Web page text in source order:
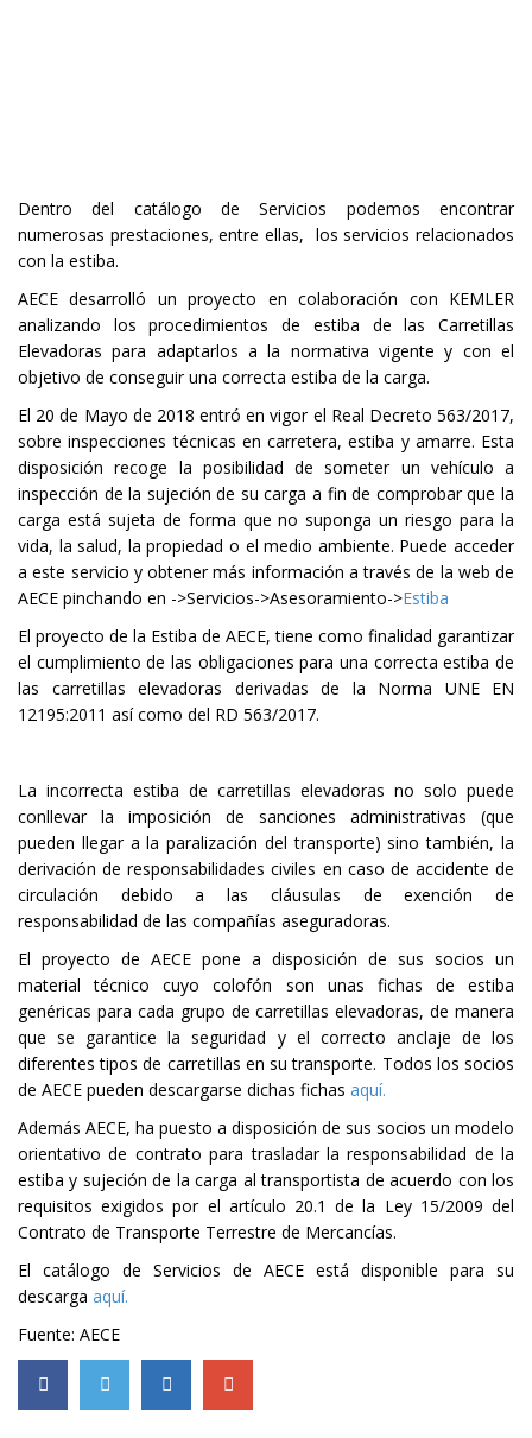
Dentro del catálogo de Servicios podemos encontrar
numerosas prestaciones, entre ellas, los servicios relacionados
con la estiba.
AECE desarrolló un proyecto en colaboración con KEMLER
analizando los procedimientos de estiba de las Carretillas
Elevadoras para adaptarlos a la normativa vigente y con el
objetivo de conseguir una correcta estiba de la carga.
El 20 de Mayo de 2018 entró en vigor el Real Decreto 563/2017,
sobre inspecciones técnicas en carretera, estiba y amarre. Esta
disposición recoge la posibilidad de someter un vehículo a
inspección de la sujeción de su carga a fin de comprobar que la
carga está sujeta de forma que no suponga un riesgo para la
vida, la salud, la propiedad o el medio ambiente. Puede acceder
a este servicio y obtener más información a través de la web de
AECE pinchando en ->Servicios->Asesoramiento->Estiba
El proyecto de la Estiba de AECE, tiene como finalidad garantizar
el cumplimiento de las obligaciones para una correcta estiba de
las carretillas elevadoras derivadas de la Norma UNE EN
12195:2011 así como del RD 563/2017.
La incorrecta estiba de carretillas elevadoras no solo puede
conllevar la imposición de sanciones administrativas (que
pueden llegar a la paralización del transporte) sino también, la
derivación de responsabilidades civiles en caso de accidente de
circulación debido a las cláusulas de exención de
responsabilidad de las compañías aseguradoras.
El proyecto de AECE pone a disposición de sus socios un
material técnico cuyo colofón son unas fichas de estiba
genéricas para cada grupo de carretillas elevadoras, de manera
que se garantice la seguridad y el correcto anclaje de los
diferentes tipos de carretillas en su transporte. Todos los socios
de AECE pueden descargarse dichas fichas aquí.
Además AECE, ha puesto a disposición de sus socios un modelo
orientativo de contrato para trasladar la responsabilidad de la
estiba y sujeción de la carga al transportista de acuerdo con los
requisitos exigidos por el artículo 20.1 de la Ley 15/2009 del
Contrato de Transporte Terrestre de Mercancías.
El catálogo de Servicios de AECE está disponible para su
descarga aquí.
Fuente: AECE